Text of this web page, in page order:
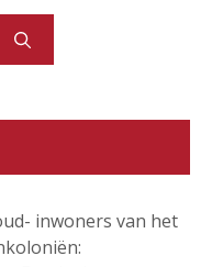
inwoners van het